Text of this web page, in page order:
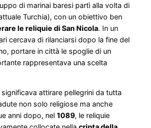
di marinai baresi partì alla volta di
Turchia), con un obiettivo ben
le reliquie di San Nicola. In un
cercava di rilanciarsi dopo la fine del
portare in città le spoglie di un
rappresentava una scelta
significava attirare pellegrini da tutta
non solo religiose ma anche
anni dopo, nel 1089, le reliquie